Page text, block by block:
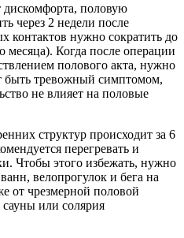
половую
через 2 недели после
контактов нужно сократить до
месяца). Когда после операции
полового акта, нужно
быть тревожный симптомом,
не влияет на половые
структур происходит за 6
перегревать и
Чтобы этого избежать, нужно
велопрогулок и бега на
от чрезмерной половой
или солярия